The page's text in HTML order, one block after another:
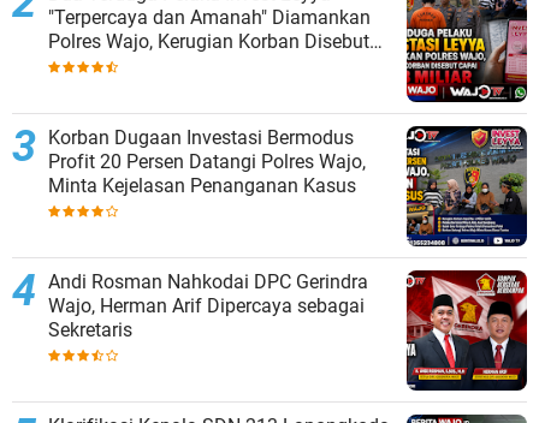
"Terpercaya dan Amanah" Diamankan
Polres Wajo, Kerugian Korban Disebut
Capai Rp8 Miliar
Korban Dugaan Investasi Bermodus
Profit 20 Persen Datangi Polres Wajo,
Minta Kejelasan Penanganan Kasus
Andi Rosman Nahkodai DPC Gerindra
Wajo, Herman Arif Dipercaya sebagai
Sekretaris